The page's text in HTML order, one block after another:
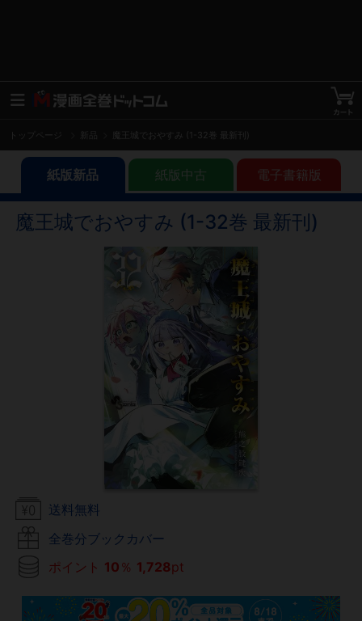
トップページ 魔王城でおやすみ (1-32巻 最新刊)
紙版新品 紙版中古 電子書籍版
魔王城でおやすみ (1-32巻 最新刊)
送料無料
全巻分ブックカバー
ポイント 10 ％ 1,728pt